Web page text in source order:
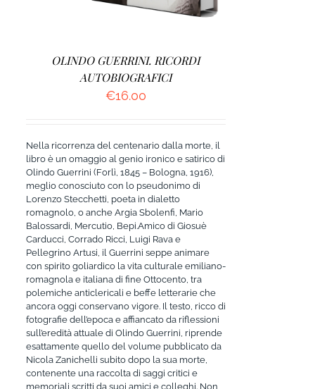
OLINDO GUERRINI. RICORDI
AUTOBIOGRAFICI
€16.00
Nella ricorrenza del centenario dalla morte, il
libro è un omaggio al genio ironico e satirico di
Olindo Guerrini (Forlì, 1845 – Bologna, 1916),
meglio conosciuto con lo pseudonimo di
Lorenzo Stecchetti, poeta in dialetto
romagnolo, o anche Argia Sbolenfi, Mario
Balossardi, Mercutio, Bepi.Amico di Giosuè
Carducci, Corrado Ricci, Luigi Rava e
Pellegrino Artusi, il Guerrini seppe animare
con spirito goliardico la vita culturale emiliano-
romagnola e italiana di fine Ottocento, tra
polemiche anticlericali e beffe letterarie che
ancora oggi conservano vigore. Il testo, ricco di
fotografie dell’epoca e affiancato da riflessioni
sull’eredità attuale di Olindo Guerrini, riprende
esattamente quello del volume pubblicato da
Nicola Zanichelli subito dopo la sua morte,
contenente una raccolta di saggi critici e
memoriali scritti da suoi amici e colleghi. Non